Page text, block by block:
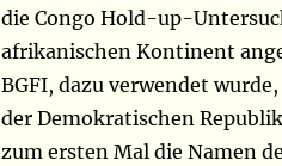
die Congo Hold-up-
afrikanischen Kontinent
BGFI, dazu verwendet
der Demokratischen
zum ersten Mal die Namen